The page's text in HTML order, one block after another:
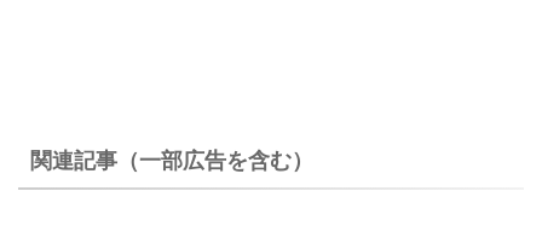
関連記事（一部広告を含む）